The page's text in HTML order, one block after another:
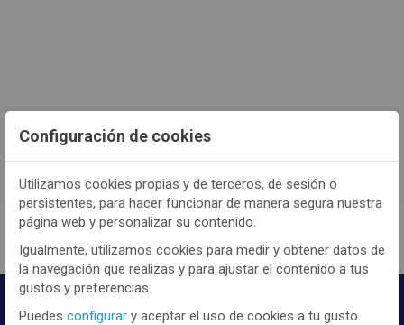
TENEMOS MUCHOS MÁS !
Registrateaquípara poder ver todo el
contenido y los precios.
Configuración de cookies
Utilizamos cookies propias y de terceros, de sesión o
persistentes, para hacer funcionar de manera segura nuestra
página web y personalizar su contenido.
Igualmente, utilizamos cookies para medir y obtener datos de
la navegación que realizas y para ajustar el contenido a tus
gustos y preferencias.
Puedes configurar y aceptar el uso de cookies a tu gusto.